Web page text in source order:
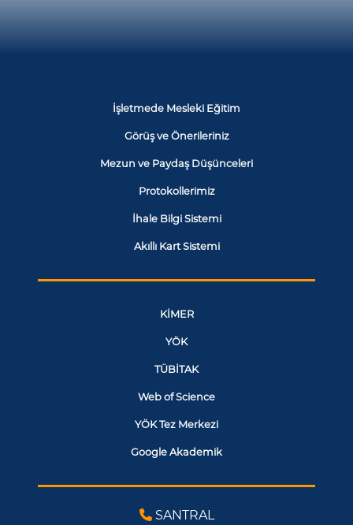
İşletmede Mesleki Eğitim
Görüş ve Önerileriniz
Mezun ve Paydaş Düşünceleri
Protokollerimiz
İhale Bilgi Sistemi
Akıllı Kart Sistemi
KİMER
YÖK
TÜBİTAK
Web of Science
YÖK Tez Merkezi
Google Akademik
SANTRAL